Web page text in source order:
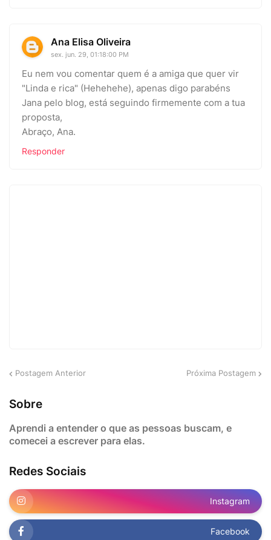
Ana Elisa Oliveira
sex. jun. 29, 01:18:00 PM
Eu nem vou comentar quem é a amiga que quer vir
"Linda e rica" (Hehehehe), apenas digo parabéns
Jana pelo blog, está seguindo firmemente com a tua
proposta,
Abraço, Ana.
Responder
Postagem Anterior Próxima Postagem
Sobre
Aprendi a entender o que as pessoas buscam, e
comecei a escrever para elas.
Redes Sociais
Instagram
Facebook